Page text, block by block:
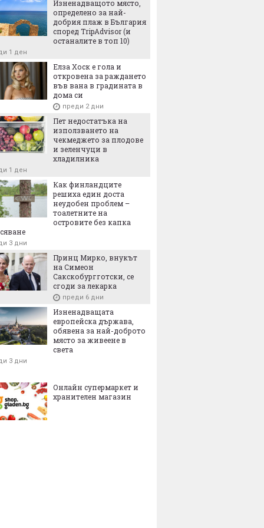
След Турция и
Есватини: още една
държава официално
престолонаследница принцеса
каквато не сме я виждали досега
4 часа
Изненадващото място,
определено за най-
добрия плаж в България
според TripAdvisor (и
останалите в топ 10)
1 ден
Елза Хоск е гола и
откровена за раждането
във вана в градината в
дома си
преди 2 дни
Пет недостатъка на
използването на
чекмеджето за плодове
и зеленчуци в
хладилника
1 ден
Как финландците
решиха един доста
неудобен проблем –
тоалетните на
островите без капка
3 дни
Принц Мирко, внукът
на Симеон
Сакскобургготски, се
сгоди за лекарка
преди 6 дни
Изненадващата
европейска държава,
обявена за най-доброто
място за живеене в
света
3 дни
Онлайн супермаркет и
хранителен магазин